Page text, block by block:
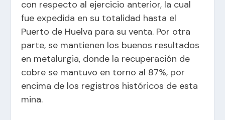
con respecto al ejercicio anterior, la cual
fue expedida en su totalidad hasta el
Puerto de Huelva para su venta. Por otra
parte, se mantienen los buenos resultados
en metalurgia, donde la recuperación de
cobre se mantuvo en torno al 87%, por
encima de los registros históricos de esta
mina.